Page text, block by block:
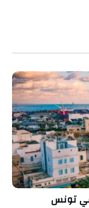
تونس